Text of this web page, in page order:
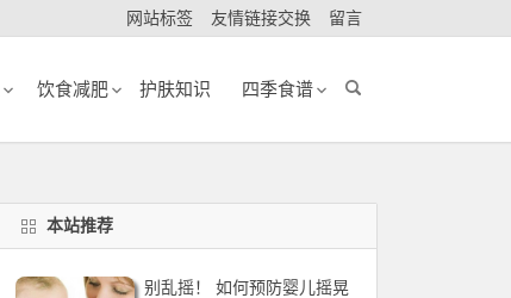
网站标签 友情链接交换 留言
饮食减肥 护肤知识 四季食谱
本站推荐
别乱摇！ 如何预防婴儿摇晃